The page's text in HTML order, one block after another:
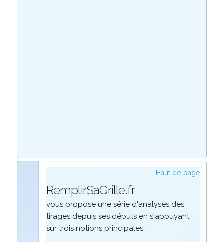
Haut de page
RemplirSaGrille.fr
vous propose une série d'analyses des
tirages depuis ses débuts en s'appuyant
sur trois notions principales :